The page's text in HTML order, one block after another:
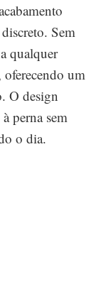
Sem
qualquer
um
O design
perna sem
o dia.